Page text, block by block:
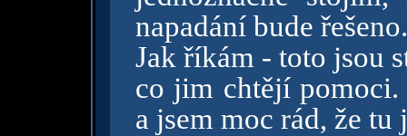
napadání bude řešeno.
Jak říkám - toto jsou
co jim chtějí
a jsem moc rád, že tu